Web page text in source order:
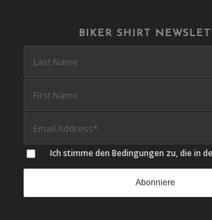
BIKER SHIRT
Ich stimme den Bedingungen zu, die in